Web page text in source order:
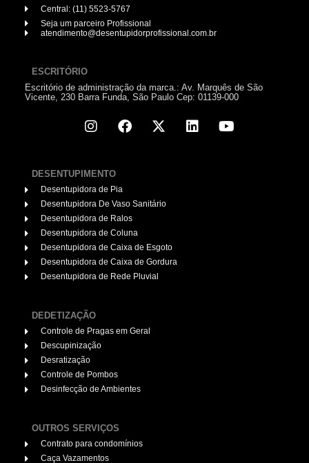
Central: (11) 5523-5767
Seja um parceiro Profissional
atendimento@desentupidorprofissional.com.br
ESCRITÓRIO
Escritório de administração da marca.: Av. Marquês de São
Vicente, 230 Barra Funda, São Paulo Cep: 01139-000
DESENTUPIMENTO
Desentupidora de Pia
Desentupidora De Vaso Sanitário
Desentupidora de Ralos
Desentupidora de Coluna
Desentupidora de Caixa de Esgoto
Desentupidora de Caixa de Gordura
Desentupidora de Rede Pluvial
DEDETIZAÇÃO
Controle de Pragas em Geral
Descupinização
Desratização
Controle de Pombos
Desinfecção de Ambientes
OUTROS SERVIÇOS
Contrato para condomínios
Caça Vazamentos